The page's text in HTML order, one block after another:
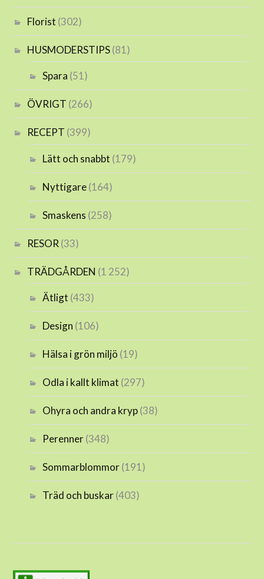
Florist (302)
HUSMODERSTIPS(81)
Spara (51)
ÖVRIGT (266)
RECEPT (399)
Lätt och snabbt (179)
Nyttigare(164)
Smaskens (258)
RESOR (33)
TRÄDGÅRDEN (1 252)
Ätligt (433)
Design (106)
Hälsa i grön miljö (19)
Odla i kallt klimat (297)
Ohyra och andra kryp(38)
Perenner(348)
Sommarblommor(191)
Träd och buskar(403)